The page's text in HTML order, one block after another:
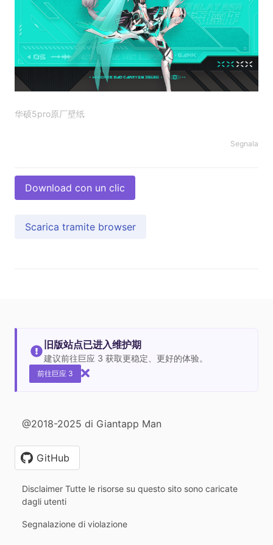
华硕5pro原厂壁纸
Segnala
Download con un clic
Scarica tramite browser
旧版站点已进入维护期
建议前往巨应 3 获取更稳定、更好的体验。
前往巨应 3
@2018-2025 di Giantapp Man
GitHub
Disclaimer Tutte le risorse su questo sito sono caricate
dagli utenti
Segnalazione di violazione